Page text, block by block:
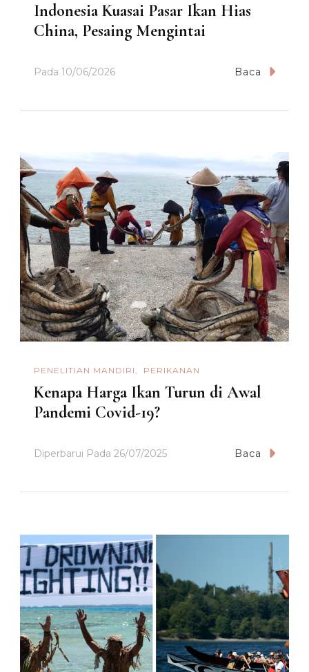
Indonesia Kuasai Pasar Ikan Hias
China, Pesaing Mengintai
Pada 10/06/2026 Baca
PENELITIAN MANDIRI PERIKANAN
Kenapa Harga Ikan Turun di Awal
Pandemi Covid-19?
Diperbarui Pada 26/07/2025 Baca